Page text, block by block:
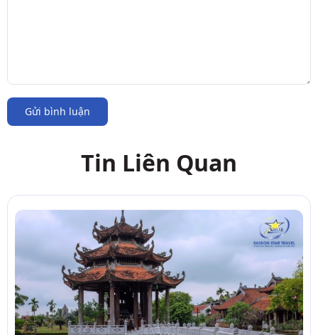
Gửi bình luận
Tin Liên Quan